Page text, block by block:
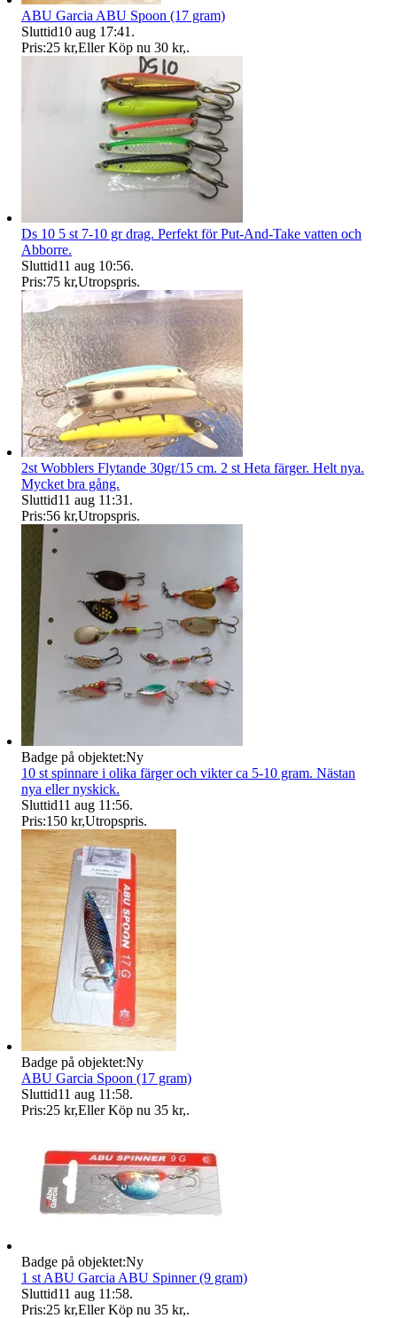
ABU Garcia ABU Spoon (17 gram)
Sluttid10 aug 17:41 .
Pris:25 kr,Eller Köp nu 30 kr,.
Ds 10 5 st 7-10 gr drag. Perfekt för Put-And-Take vatten och
Abborre.
Sluttid11 aug 10:56.
Pris:75 kr,Utropspris.
2st Wobblers Flytande 30gr/15 cm. 2 st Heta färger. Helt nya.
Mycket bra gång.
Sluttid11 aug 11:31 .
Pris:56 kr,Utropspris.
Badge på objektet:Ny
10 st spinnare i olika färger och vikter ca 5-10 gram. Nästan
nya eller nyskick.
Sluttid11 aug 11:56.
Pris:150 kr,Utropspris.
Badge på objektet:Ny
ABU Garcia Spoon (17 gram)
Sluttid11 aug 11:58.
Pris:25 kr,Eller Köp nu 35 kr,.
Badge på objektet:Ny
1 st ABU Garcia ABU Spinner (9 gram)
Sluttid11 aug 11:58.
Pris:25 kr,Eller Köp nu 35 kr,.